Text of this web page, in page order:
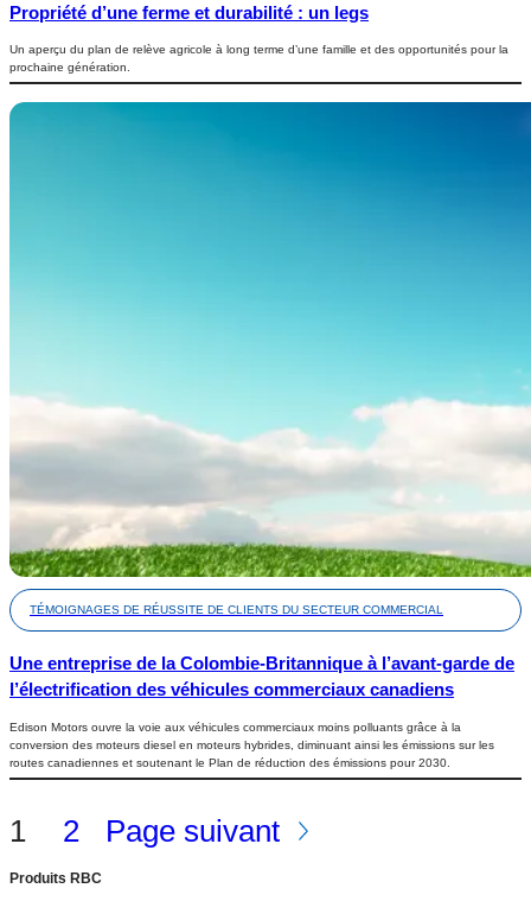
Propriété d’une ferme et durabilité : un legs
Un aperçu du plan de relève agricole à long terme d’une famille et des opportunités pour la
prochaine génération.
TÉMOIGNAGES DE RÉUSSITE DE CLIENTS DU SECTEUR COMMERCIAL
Une entreprise de la Colombie-Britannique à l’avant-garde de
l’électrification des véhicules commerciaux canadiens
Edison Motors ouvre la voie aux véhicules commerciaux moins polluants grâce à la
conversion des moteurs diesel en moteurs hybrides, diminuant ainsi les émissions sur les
routes canadiennes et soutenant le Plan de réduction des émissions pour 2030.
1 2 Page suivant
Produits RBC